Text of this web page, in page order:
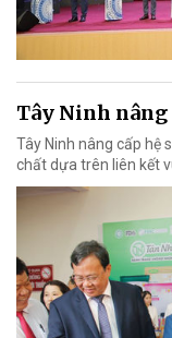
Tây Ninh
Tây Ninh nâng cấp hệ
chất dựa trên liên kết